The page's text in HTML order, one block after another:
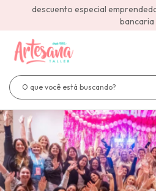
descuento especial
bancaria